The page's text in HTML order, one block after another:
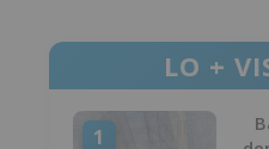
LO +
1